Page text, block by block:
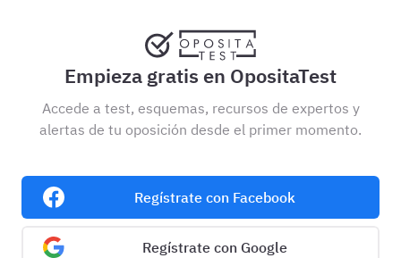
Empieza gratis en OpositaTest
Accede a test, esquemas, recursos de expertos y
alertas de tu oposición desde el primer momento.
Regístrate con Facebook
Regístrate con Google